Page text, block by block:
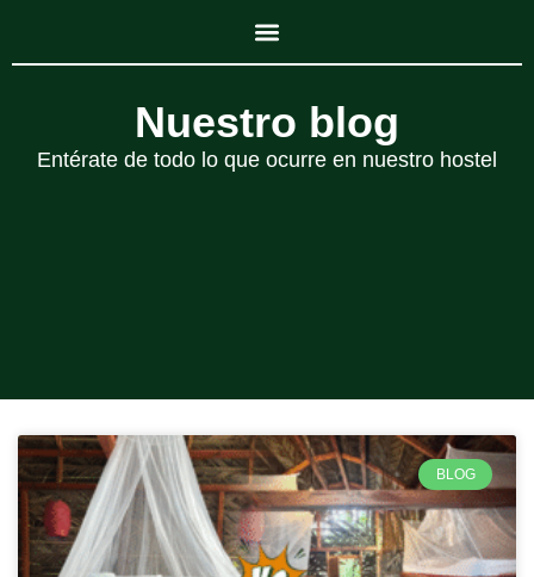
Nuestro blog
Entérate de todo lo que ocurre en nuestro hostel
BLOG